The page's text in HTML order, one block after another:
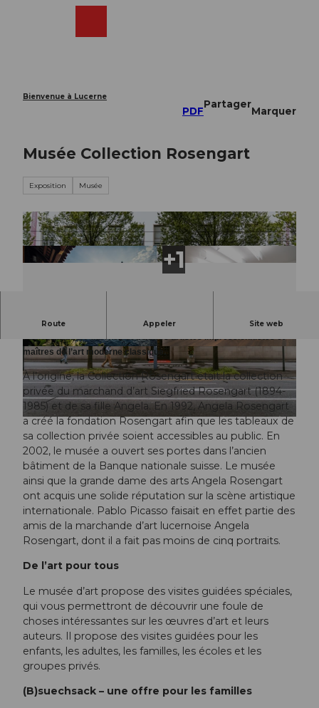
Bienvenue à Lucerne
PDF
Partager
Marquer
Musée Collection Rosengart
Exposition Musée
© Luzern Tourismus, Laila Bosco |CC-BY-NC-ND
CC-BY-NC-ND
Route Appeler Site web
Au Musée Collection Rosengart, vous découvrirez les œuvres de
Pablo Picasso, Paul Klee et d’autres artistes impressionnistes et
maîtres de l’art moderne classique.
À l’origine, la Collection Rosengart était la collection
privée du marchand d’art Siegfried Rosengart (1894-
1985) et de sa fille Angela. En 1992, Angela Rosengart
a créé la fondation Rosengart afin que les tableaux de
sa collection privée soient accessibles au public. En
2002, le musée a ouvert ses portes dans l’ancien
bâtiment de la Banque nationale suisse. Le musée
ainsi que la grande dame des arts Angela Rosengart
ont acquis une solide réputation sur la scène artistique
internationale. Pablo Picasso faisait en effet partie des
amis de la marchande d’art lucernoise Angela
Rosengart, dont il a fait pas moins de cinq portraits.
De l’art pour tous
Le musée d’art propose des visites guidées spéciales,
qui vous permettront de découvrir une foule de
choses intéressantes sur les œuvres d’art et leurs
auteurs. Il propose des visites guidées pour les
enfants, les adultes, les familles, les écoles et les
groupes privés.
(B)suechsack – une offre pour les familles